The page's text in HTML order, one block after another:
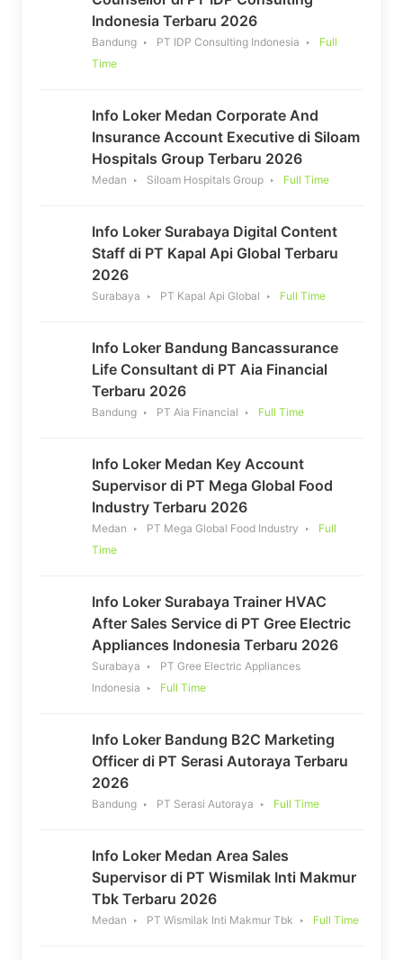
Indonesia Terbaru 2026
Bandung PT IDP Consulting Indonesia
Full
Time
Info Loker Medan Corporate And
Insurance Account Executive di Siloam
Hospitals Group Terbaru 2026
Medan Siloam Hospitals Group Full Time
Info Loker Surabaya Digital Content
Staff di PT Kapal Api Global Terbaru
2026
Surabaya PT Kapal Api Global Full Time
Info Loker Bandung Bancassurance
Life Consultant di PT Aia Financial
Terbaru 2026
Bandung PT Aia Financial Full Time
Info Loker Medan Key Account
Supervisor di PT Mega Global Food
Industry Terbaru 2026
Medan PT Mega Global Food Industry
Full
Time
Info Loker Surabaya Trainer HVAC
After Sales Service di PT Gree Electric
Appliances Indonesia Terbaru 2026
Surabaya
PT Gree Electric Appliances
Indonesia
Full Time
Info Loker Bandung B2C Marketing
Officer di PT Serasi Autoraya Terbaru
2026
Bandung PT Serasi Autoraya Full Time
Info Loker Medan Area Sales
Supervisor di PT Wismilak Inti Makmur
Tbk Terbaru 2026
Medan PT Wismilak Inti Makmur Tbk Full Time